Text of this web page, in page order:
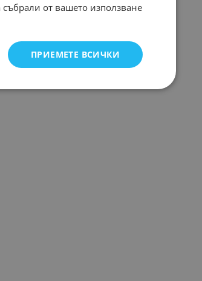
от вашето използване
ПРИЕМЕТЕ ВСИЧКИ